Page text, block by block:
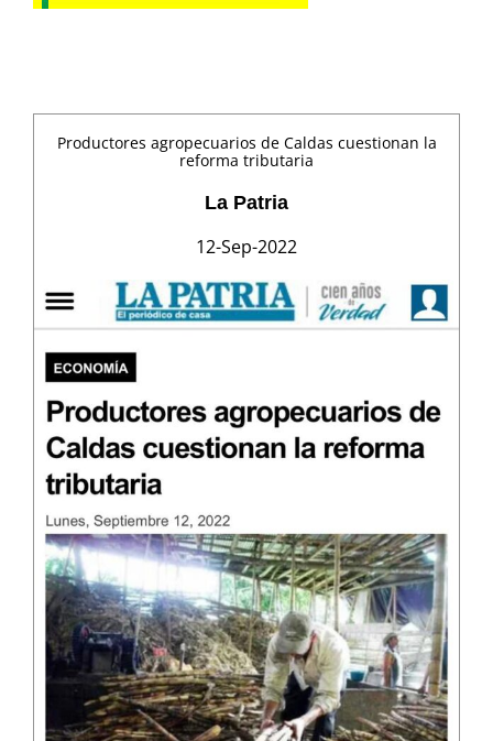
Productores agropecuarios de Caldas cuestionan la
reforma tributaria
La Patria
12-Sep-2022